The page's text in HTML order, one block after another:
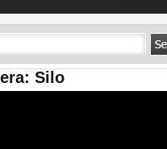
Silo